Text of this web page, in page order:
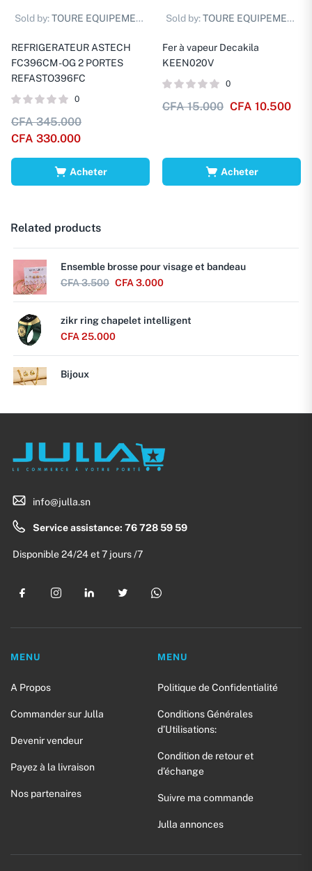
Sold by:TOURE EQUIPEMENTS D.
REFRIGERATEUR ASTECH
FC396CM -OG 2 PORTES
REFASTO396FC
0
CFA345.000
CFA 330.000
Acheter
Sold by:TOURE EQUIPEMENTS D.
Fer à vapeur Decakila
KEEN020V
0
CFA15.000 CFA 10.500
Acheter
Related products
Ensemble brosse pour visage et bandeau
CFA3.500 CFA 3.000
zikr ring chapelet intelligent
CFA 25.000
Bijoux
info@julla.sn
Service assistance: 76 728 59 59
Disponible 24/24 et 7 jours /7
MENU
A Propos
Commander sur Julla
Devenir vendeur
Payez à la livraison
Nos partenaires
MENU
Politique de Confidentialité
Conditions Générales
d’Utilisations:
Condition de retour et
d’échange
Suivre ma commande
Julla annonces